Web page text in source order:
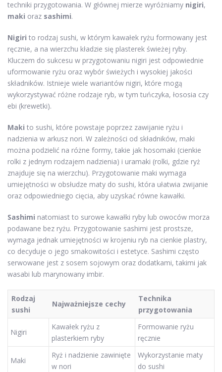
techniki przygotowania. W głównej mierze wyróżniamy nigiri,
maki oraz sashimi.
Nigiri to rodzaj sushi, w którym kawałek ryżu formowany jest
ręcznie, a na wierzchu kładzie się plasterek świeżej ryby.
Kluczem do sukcesu w przygotowaniu nigiri jest odpowiednie
uformowanie ryżu oraz wybór świeżych i wysokiej jakości
składników. Istnieje wiele wariantów nigiri, które mogą
wykorzystywać różne rodzaje ryb, w tym tuńczyka, łososia czy
ebi (krewetki).
Maki to sushi, które powstaje poprzez zawijanie ryżu i
nadzienia w arkusz nori. W zależności od składników, maki
można podzielić na różne formy, takie jak hosomaki (cienkie
rolki z jednym rodzajem nadzienia) i uramaki (rolki, gdzie ryż
znajduje się na wierzchu). Przygotowanie maki wymaga
umiejętności w obsłudze maty do sushi, która ułatwia zwijanie
oraz odpowiedniego cięcia, aby uzyskać równe kawałki.
Sashimi natomiast to surowe kawałki ryby lub owoców morza
podawane bez ryżu. Przygotowanie sashimi jest prostsze,
wymaga jednak umiejętności w krojeniu ryb na cienkie plastry,
co decyduje o jego smakowitości i estetyce. Sashimi często
serwowane jest z sosem sojowym oraz dodatkami, takimi jak
wasabi lub marynowany imbir.
Rodzaj
sushi
Najważniejsze cechy
Technika
przygotowania
Nigiri
Kawałek ryżu z
plasterkiem ryby
Formowanie ryżu
ręcznie
Maki
Ryż i nadzienie zawinięte
w nori
Wykorzystanie maty
do sushi